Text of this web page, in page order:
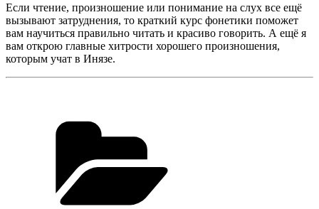
Если чтение, произношение или понимание на слух все ещё
вызывают затруднения, то краткий курс фонетики поможет
вам научиться правильно читать и красиво говорить. А ещё я
вам открою главные хитрости хорошего произношения,
которым учат в Инязе.